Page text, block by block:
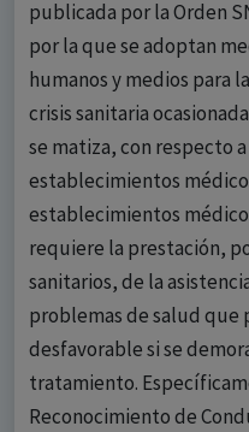
publicada por la Orden
por la que se adoptan
humanos y medios para
crisis sanitaria
se matiza, con respecto
establecimientos
establecimientos
requiere la prestación,
sanitarios, de la
problemas de salud que
desfavorable si se
tratamiento.
Reconocimiento de